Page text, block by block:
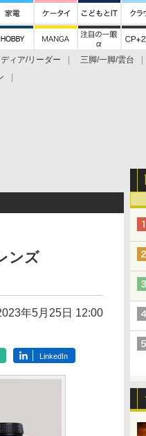
ディア/リーダー 三脚/一脚/雲台
ンズ
年5月25日 12:00
LinkedIn